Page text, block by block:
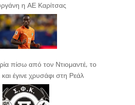
η ΑΕ Καρίτσας
πίσω από τον Ντιομαντέ, το
έγινε χρυσάφι στη Ρεάλ